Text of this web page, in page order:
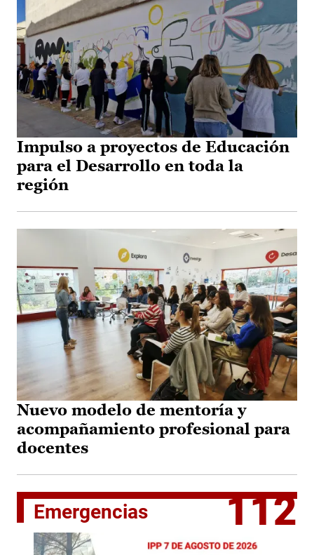
Impulso a proyectos de Educación
para el Desarrollo en toda la
región
Nuevo modelo de mentoría y
acompañamiento profesional para
docentes
Emergencias 112